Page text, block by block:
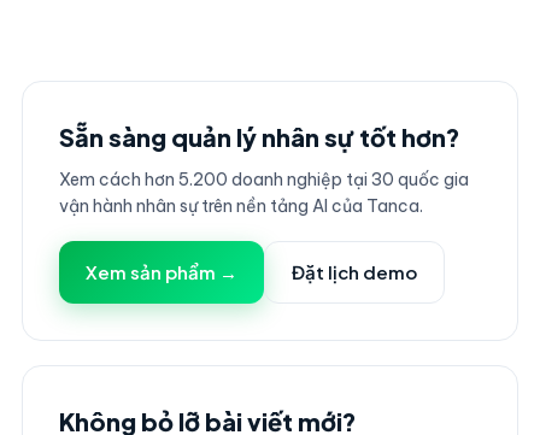
Sẵn sàng quản lý nhân sự tốt hơn?
Xem cách hơn 5.200 doanh nghiệp tại 30 quốc gia
vận hành nhân sự trên nền tảng AI của Tanca.
Xem sản phẩm → Đặt lịch demo
Không bỏ lỡ bài viết mới?